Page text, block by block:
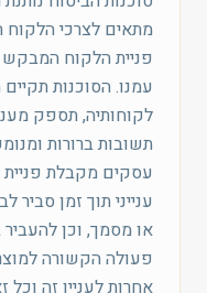
פניית הלקוח
עמנו. הסוכנות
לקוחותיה, תספק
עסקים מקבלת
ענייני תוך זמן
או מסמך, וכן
פעולה הקשורה